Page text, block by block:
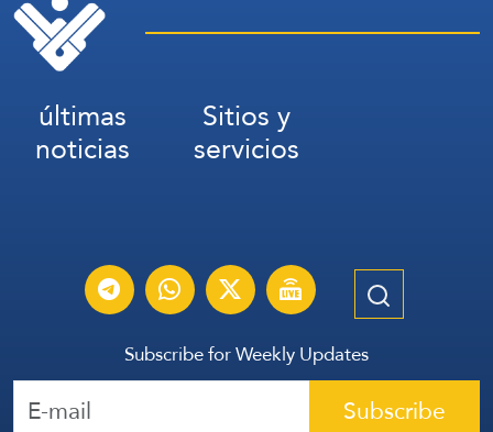
últimas
noticias
Sitios y
servicios
Subscribe for Weekly Updates
Subscribe